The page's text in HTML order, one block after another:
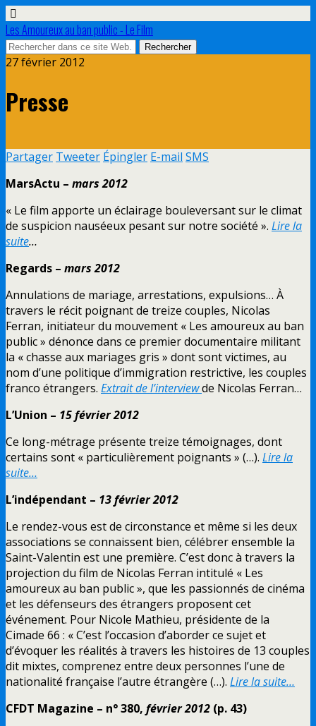
Les Amoureux au ban public - Le Film
27 février 2012
Presse
Partager Tweeter Épingler E-mail SMS
MarsActu – mars 2012
« Le film apporte un éclairage bouleversant sur le climat
de suspicion nauséeux pesant sur notre société ». Lire la
suite…
Regards – mars 2012
Annulations de mariage, arrestations, expulsions… À
travers le récit poignant de treize couples, Nicolas
Ferran, initiateur du mouvement « Les amoureux au ban
public » dénonce dans ce premier documentaire militant
la « chasse aux mariages gris » dont sont victimes, au
nom d’une politique d’immigration restrictive, les couples
franco étrangers. Extrait de l’interviewde Nicolas Ferran…
L’Union – 15 février 2012
Ce long-métrage présente treize témoignages, dont
certains sont « particulièrement poignants » (…). Lire la
suite…
L’indépendant – 13 février 2012
Le rendez-vous est de circonstance et même si les deux
associations se connaissent bien, célébrer ensemble la
Saint-Valentin est une première. C’est donc à travers la
projection du film de Nicolas Ferran intitulé « Les
amoureux au ban public », que les passionnés de cinéma
et les défenseurs des étrangers proposent cet
événement. Pour Nicole Mathieu, présidente de la
Cimade 66 : « C’est l’occasion d’aborder ce sujet et
d’évoquer les réalités à travers les histoires de 13 couples
dit mixtes, comprenez entre deux personnes l’une de
nationalité française l’autre étrangère (…). Lire la suite…
CFDT Magazine – n° 380, février 2012 (p. 43)